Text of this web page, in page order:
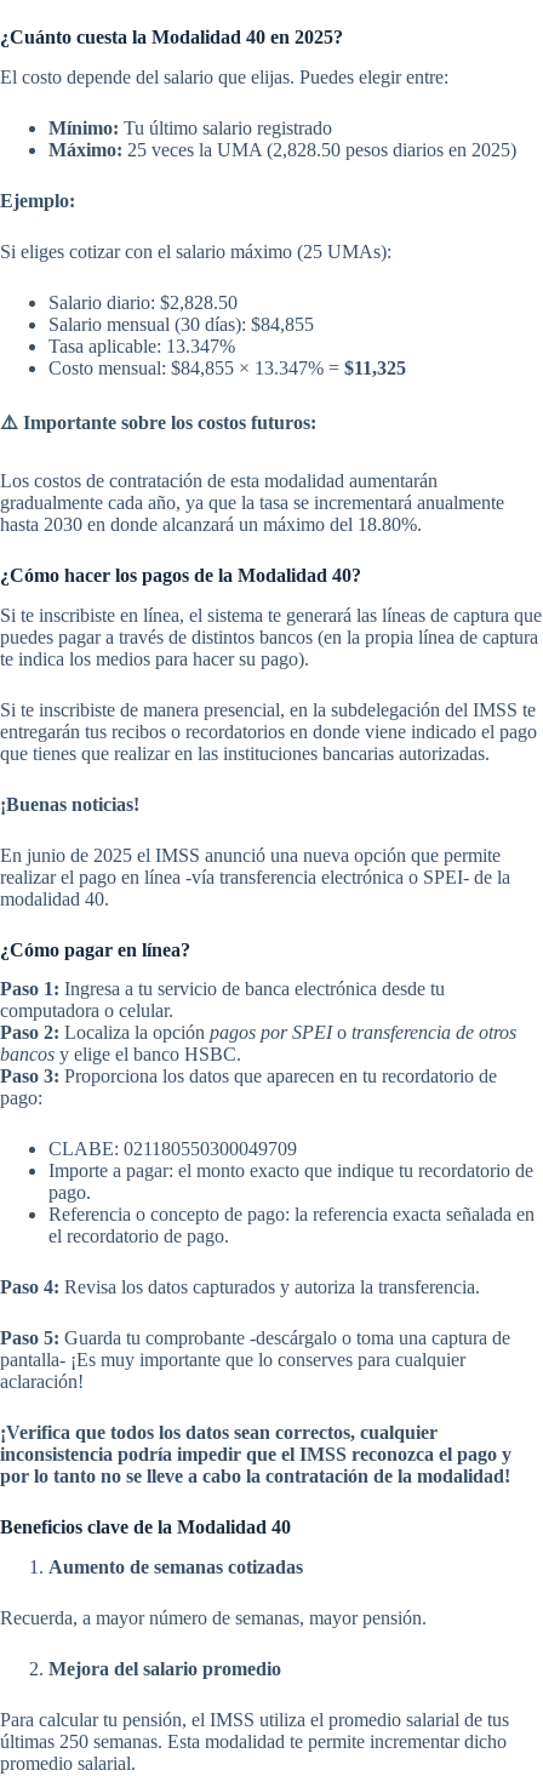
¿Cuánto cuesta la Modalidad 40 en 2025?
El costo depende del salario que elijas. Puedes elegir entre:
Mínimo: Tu último salario registrado
Máximo: 25 veces la UMA (2,828.50 pesos diarios en 2025)
Ejemplo:
Si eliges cotizar con el salario máximo (25 UMAs):
Salario diario: $2,828.50
Salario mensual (30 días): $84,855
Tasa aplicable: 13.347%
Costo mensual: $84,855 × 13.347% = $11,325
⚠️ Importante sobre los costos futuros:
Los costos de contratación de esta modalidad aumentarán
gradualmente cada año, ya que la tasa se incrementará anualmente
hasta 2030 en donde alcanzará un máximo del 18.80%.
¿Cómo hacer los pagos de la Modalidad 40?
Si te inscribiste en línea, el sistema te generará las líneas de captura que
puedes pagar a través de distintos bancos (en la propia línea de captura
te indica los medios para hacer su pago).
Si te inscribiste de manera presencial, en la subdelegación del IMSS te
entregarán tus recibos o recordatorios en donde viene indicado el pago
que tienes que realizar en las instituciones bancarias autorizadas.
¡Buenas noticias!
En junio de 2025 el IMSS anunció una nueva opción que permite
realizar el pago en línea -vía transferencia electrónica o SPEI- de la
modalidad 40.
¿Cómo pagar en línea?
Paso 1: Ingresa a tu servicio de banca electrónica desde tu
computadora o celular.
Paso 2: Localiza la opción pagos por SPEIo transferencia de otros
bancos y elige el banco HSBC.
Paso 3: Proporciona los datos que aparecen en tu recordatorio de
pago:
CLABE: 021180550300049709
Importe a pagar: el monto exacto que indique tu recordatorio de
pago.
Referencia o concepto de pago: la referencia exacta señalada en
el recordatorio de pago.
Paso 4: Revisa los datos capturados y autoriza la transferencia.
Paso 5: Guarda tu comprobante -descárgalo o toma una captura de
pantalla- ¡Es muy importante que lo conserves para cualquier
aclaración!
¡Verifica que todos los datos sean correctos, cualquier
inconsistencia podría impedir que el IMSS reconozca el pago y
por lo tanto no se lleve a cabo la contratación de la modalidad!
Beneficios clave de la Modalidad 40
Aumento de semanas cotizadas
Recuerda, a mayor número de semanas, mayor pensión.
Mejora del salario promedio
Para calcular tu pensión, el IMSS utiliza el promedio salarial de tus
últimas 250 semanas. Esta modalidad te permite incrementar dicho
promedio salarial.